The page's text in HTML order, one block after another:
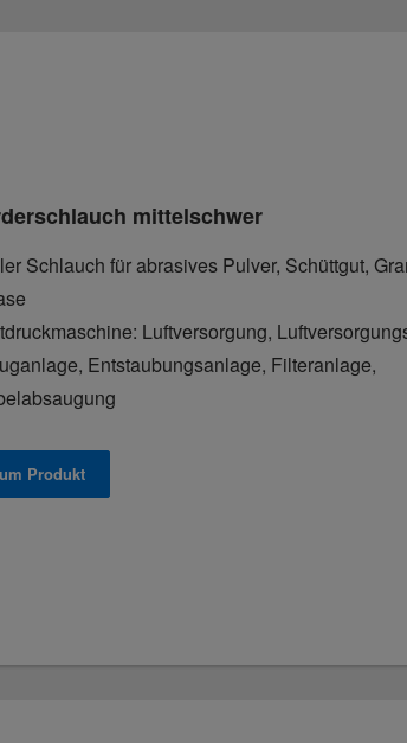
mittelschwer
Schlauch für abrasives Pulver, Schüttgut,
Luftversorgung,
Entstaubungsanlage, Filteranlage,
Produkt